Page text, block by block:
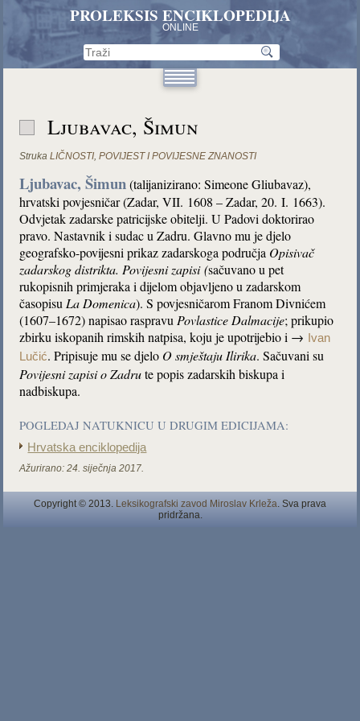
PROLEKSIS ENCIKLOPEDIJA
ONLINE
Ljubavac, Šimun
Struka LIČNOSTI,POVIJEST I POVIJESNE ZNANOSTI
Ljubavac, Šimun(talijanizirano: Simeone Gliubavaz),
hrvatski povjesničar (Zadar, VII. 1608 – Zadar, 20. I. 1663).
Odvjetak zadarske patricijske obitelji. U Padovi doktorirao
pravo. Nastavnik i sudac u Zadru. Glavno mu je djelo
geografsko-povijesni prikaz zadarskoga područja Opisivač
zadarskog distrikta. Povijesni zapisi(sačuvano u pet
rukopisnih primjeraka i dijelom objavljeno u zadarskom
časopisu La Domenica). S povjesničarom Franom Divnićem
(1607–1672) napisao raspravu Povlastice Dalmacije; prikupio
zbirku iskopanih rimskih natpisa, koju je upotrijebio i →
Ivan
Lučić. Pripisuje mu se djelo O smještaju Ilirika. Sačuvani su
Povijesni zapisi o Zadrute popis zadarskih biskupa i
nadbiskupa.
POGLEDAJ NATUKNICU U DRUGIM EDICIJAMA:
Hrvatska enciklopedija
Ažurirano: 24. siječnja 2017.
Copyright © 2013. Leksikografski zavod Miroslav Krleža. Sva prava
pridržana.